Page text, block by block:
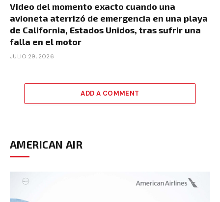
Video del momento exacto cuando una
avioneta aterrizó de emergencia en una playa
de California, Estados Unidos, tras sufrir una
falla en el motor
JULIO 29, 2026
ADD A COMMENT
AMERICAN AIR